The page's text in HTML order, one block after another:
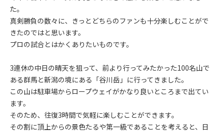
た。
真剣勝負の数々に、きっとどちらのファンも十分楽しむことがで
きたのではと思います。
プロの試合とはかくありたいものです。
3連休の中日の晴天を狙って、前より行ってみたかった100名山で
ある群馬と新潟の境にある「谷川岳」に行ってきました。
この山は駐車場からロープウェイがかなり良いところまで出てい
ます。
そのため、往復3時間で気軽に楽しむことができます。
その割に頂上からの景色たるや第一級であることを考えると、日